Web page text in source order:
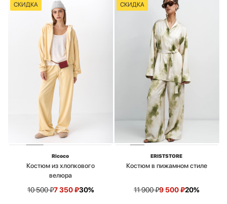
СКИДКА
Ricoco
Костюм из хлопкового
велюра
10 500₽7 350₽30%
СКИДКА
ERISTSTORE
Костюм в пижамном стиле
11 900₽9 500₽20%